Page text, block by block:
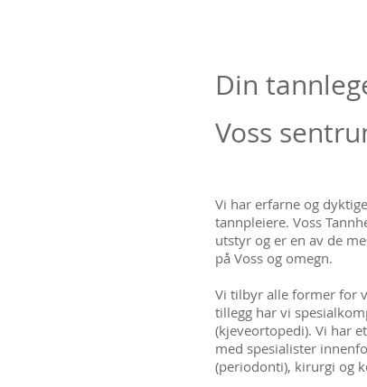
Din
Voss
Vi har erfarne og
tannpleiere. Voss
utstyr og er en av de
på Voss og omegn.
Vi tilbyr alle former for
tillegg har vi
(kjeveortopedi). Vi har
med spesialister
(periodonti), kirurgi og